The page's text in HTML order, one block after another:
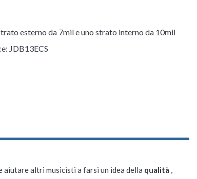
esterno da 7mil e uno strato interno da 10mil
JDB13ECS
altri musicisti a farsi un idea della qualità ,